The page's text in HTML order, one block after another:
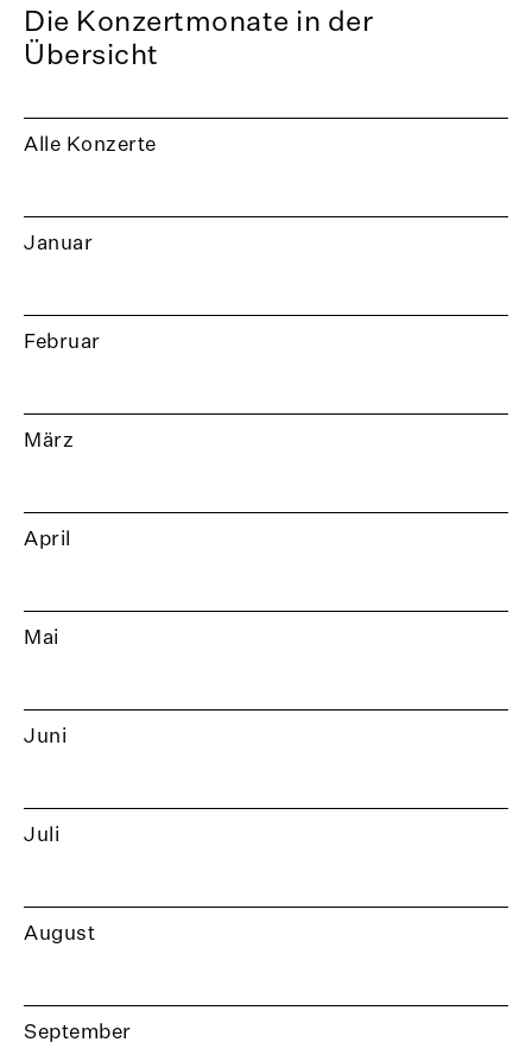
Die Konzertmonate in der
Übersicht
Alle Konzerte
Januar
Februar
März
April
Mai
Juni
Juli
August
September